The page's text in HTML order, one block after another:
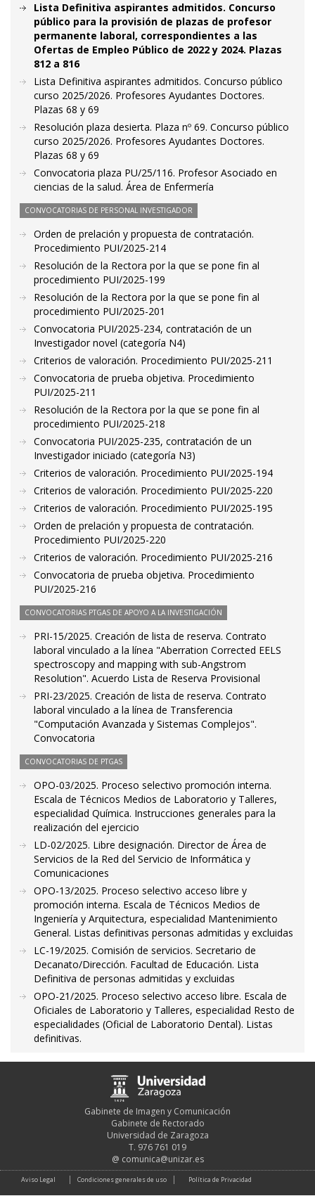
Lista Definitiva aspirantes admitidos. Concurso
público para la provisión de plazas de profesor
permanente laboral, correspondientes a las
Ofertas de Empleo Público de 2022 y 2024. Plazas
812 a 816
Lista Definitiva aspirantes admitidos. Concurso público
curso 2025/2026. Profesores Ayudantes Doctores.
Plazas 68 y 69
Resolución plaza desierta. Plaza nº 69. Concurso público
curso 2025/2026. Profesores Ayudantes Doctores.
Plazas 68 y 69
Convocatoria plaza PU/25/116. Profesor Asociado en
ciencias de la salud. Área de Enfermería
CONVOCATORIAS DE PERSONAL INVESTIGADOR
Orden de prelación y propuesta de contratación.
Procedimiento PUI/2025-214
Resolución de la Rectora por la que se pone fin al
procedimiento PUI/2025-199
Resolución de la Rectora por la que se pone fin al
procedimiento PUI/2025-201
Convocatoria PUI/2025-234, contratación de un
Investigador novel (categoría N4)
Criterios de valoración. Procedimiento PUI/2025-211
Convocatoria de prueba objetiva. Procedimiento
PUI/2025-211
Resolución de la Rectora por la que se pone fin al
procedimiento PUI/2025-218
Convocatoria PUI/2025-235, contratación de un
Investigador iniciado (categoría N3)
Criterios de valoración. Procedimiento PUI/2025-194
Criterios de valoración. Procedimiento PUI/2025-220
Criterios de valoración. Procedimiento PUI/2025-195
Orden de prelación y propuesta de contratación.
Procedimiento PUI/2025-220
Criterios de valoración. Procedimiento PUI/2025-216
Convocatoria de prueba objetiva. Procedimiento
PUI/2025-216
CONVOCATORIAS PTGAS DE APOYO A LA INVESTIGACIÓN
PRI-15/2025. Creación de lista de reserva. Contrato
laboral vinculado a la línea "Aberration Corrected EELS
spectroscopy and mapping with sub-Angstrom
Resolution". Acuerdo Lista de Reserva Provisional
PRI-23/2025. Creación de lista de reserva. Contrato
laboral vinculado a la línea de Transferencia
"Computación Avanzada y Sistemas Complejos".
Convocatoria
CONVOCATORIAS DE PTGAS
OPO-03/2025. Proceso selectivo promoción interna.
Escala de Técnicos Medios de Laboratorio y Talleres,
especialidad Química. Instrucciones generales para la
realización del ejercicio
LD-02/2025. Libre designación. Director de Área de
Servicios de la Red del Servicio de Informática y
Comunicaciones
OPO-13/2025. Proceso selectivo acceso libre y
promoción interna. Escala de Técnicos Medios de
Ingeniería y Arquitectura, especialidad Mantenimiento
General. Listas definitivas personas admitidas y excluidas
LC-19/2025. Comisión de servicios. Secretario de
Decanato/Dirección. Facultad de Educación. Lista
Definitiva de personas admitidas y excluidas
OPO-21/2025. Proceso selectivo acceso libre. Escala de
Oficiales de Laboratorio y Talleres, especialidad Resto de
especialidades (Oficial de Laboratorio Dental). Listas
definitivas.
Gabinete de Imagen y Comunicación
Gabinete de Rectorado
Universidad de Zaragoza
T. 976 761 019
@ comunica@unizar.es
Aviso Legal Condiciones generales de uso Política de Privacidad